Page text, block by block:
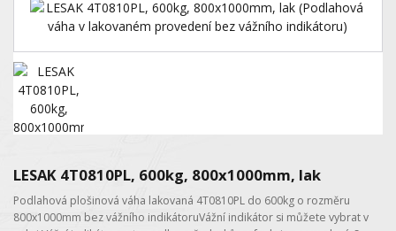
LESAK 4T0810PL, 600kg, 800x1000mm, lak
Podlahová plošinová váha lakovaná 4T0810PL do 600kg o rozměru
800x1000mm bez vážního indikátoruVážní indikátor si můžete vybrat v